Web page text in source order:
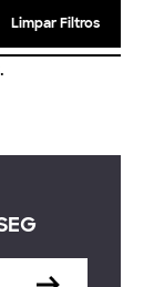
Limpar Filtros